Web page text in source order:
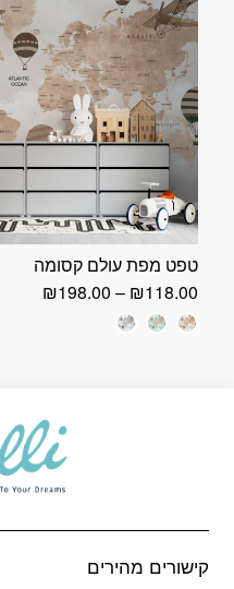
טפט מפת עולם קסומה
₪118.00
–
₪198.00
קישורים מהירים